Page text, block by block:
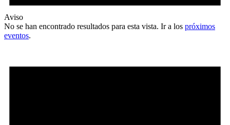
Aviso
No se han encontrado resultados para esta vista. Ir a los próximos
eventos.